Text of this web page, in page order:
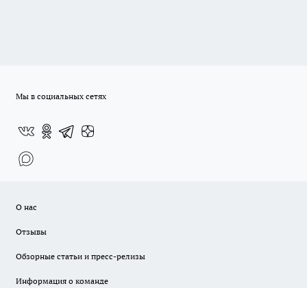
Мы в социальных сетях
О нас
Отзывы
Обзорные статьи и пресс-релизы
Информация о команде